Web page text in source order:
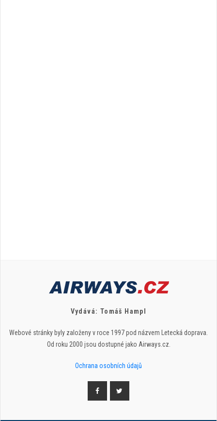
Vydává: Tomáš Hampl
Webové stránky byly založeny v roce 1997 pod názvem Letecká doprava.
Od roku 2000 jsou dostupné jako Airways.cz.
Ochrana osobních údajů